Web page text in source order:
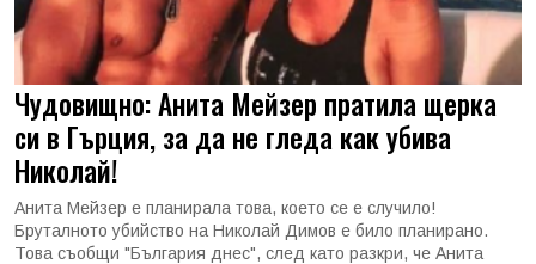
Чудовищно: Анита Мейзер пратила щерка
си в Гърция, за да не гледа как убива
Николай!
Анита Мейзер е планирала това, което се е случило!
Бруталното убийство на Николай Димов е било планирано.
Това съобщи "България днес", след като разкри, че Анита